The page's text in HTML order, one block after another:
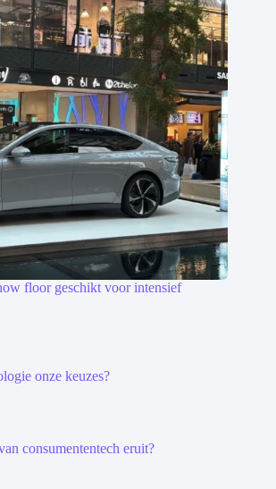
floor geschikt voor intensief
onze keuzes?
consumententech eruit?